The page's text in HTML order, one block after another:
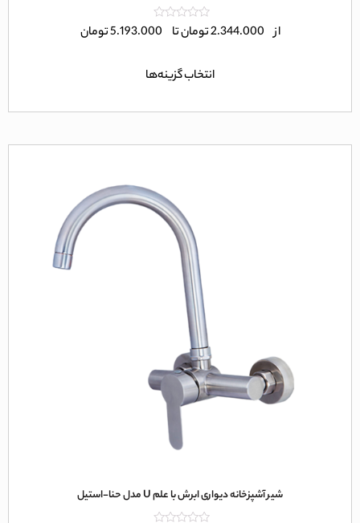
امتیاز
0
از 2.344.000تومانتا 5.193.000تومان
انتخاب گزینه‌ها
شیر آشپزخانه دیواری ابرش با علم U مدل حنا-استیل